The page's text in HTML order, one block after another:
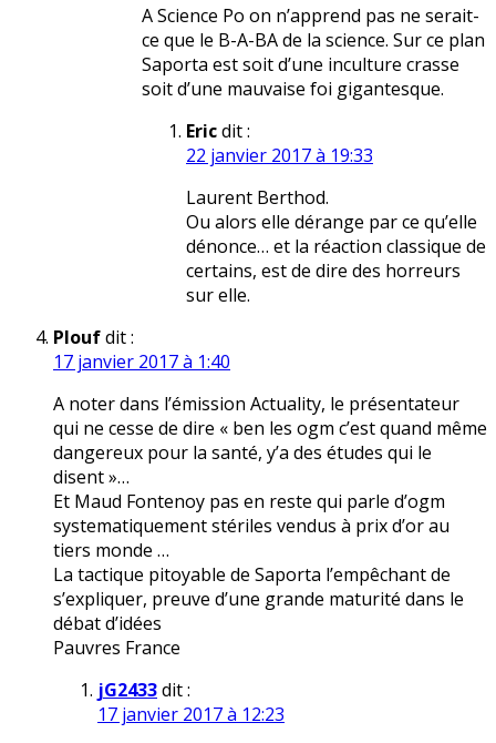
A Science Po on n’apprend pas ne serait-
ce que le B-A-BA de la science. Sur ce plan
Saporta est soit d’une inculture crasse
soit d’une mauvaise foi gigantesque.
Ericdit :
22 janvier 2017 à 19:33
Laurent Berthod.
Ou alors elle dérange par ce qu’elle
dénonce… et la réaction classique de
certains, est de dire des horreurs
sur elle.
Ploufdit :
17 janvier 2017 à 1:40
A noter dans l’émission Actuality, le présentateur
qui ne cesse de dire « ben les ogm c’est quand même
dangereux pour la santé, y’a des études qui le
disent »…
Et Maud Fontenoy pas en reste qui parle d’ogm
systematiquement stériles vendus à prix d’or au
tiers monde …
La tactique pitoyable de Saporta l’empêchant de
s’expliquer, preuve d’une grande maturité dans le
débat d’idées
Pauvres France
jG2433dit :
17 janvier 2017 à 12:23